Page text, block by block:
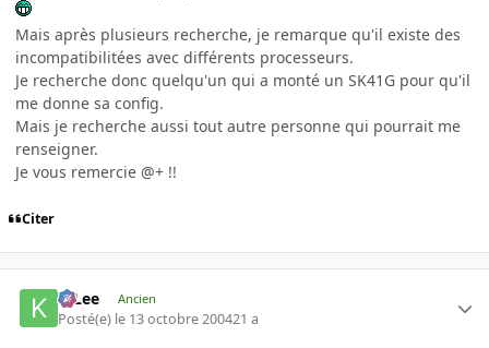
Mais après plusieurs recherche, je remarque qu'il existe des
incompatibilitées avec différents processeurs.
Je recherche donc quelqu'un qui a monté un SK41G pour qu'il
me donne sa config.
Mais je recherche aussi tout autre personne qui pourrait me
renseigner.
Je vous remercie @+ !!
Citer
K-Lee Ancien
Posté(e) le 13 octobre 200421 a